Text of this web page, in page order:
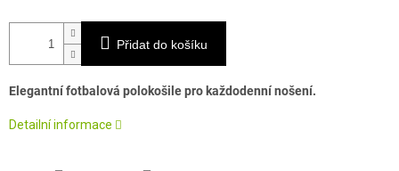
Přidat do košíku
Elegantní fotbalová polokošile pro každodenní nošení.
Detailní informace